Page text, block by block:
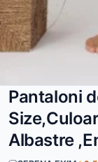
Pantaloni
Albastre